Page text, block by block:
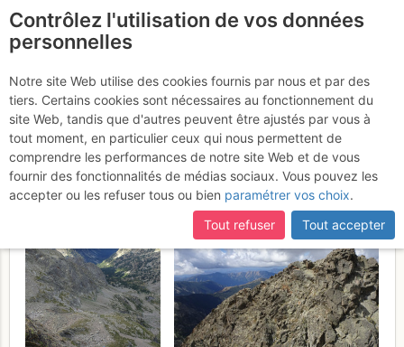
Cayres de la Cougourde
: Arête SW et traversée des
arêtes
Vendredi 11 août 2017
Contrôlez l'utilisation de vos données
personnelles
Notre site Web utilise des cookies fournis par nous et par des
tiers. Certains cookies sont nécessaires au fonctionnement du
site Web, tandis que d'autres peuvent être ajustés par vous à
tout moment, en particulier ceux qui nous permettent de
comprendre les performances de notre site Web et de vous
fournir des fonctionnalités de médias sociaux. Vous pouvez les
accepter ou les refuser tous ou bien paramétrer vos choix.
Tout refuser
Tout accepter